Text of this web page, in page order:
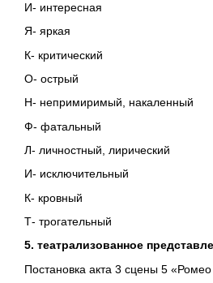
И- интересная
Я- яркая
К- критический
О- острый
Н- непримиримый, накаленный
Ф- фатальный
Л- личностный, лирический
И- исключительный
К- кровный
Т- трогательный
5. театрализованное
Постановка акта 3 сцены 5 «Ромео